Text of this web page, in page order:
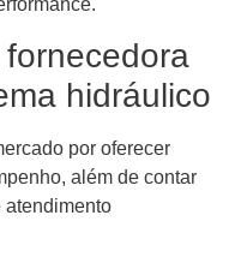
hidráulico
por oferecer
além de contar
atendimento